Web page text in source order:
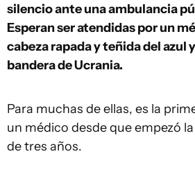
silencio ante una ambulancia
Esperan ser atendidas por un
cabeza rapada y teñida del azul
bandera de Ucrania.
Para muchas de ellas, es la
un médico desde que empezó
de tres años.